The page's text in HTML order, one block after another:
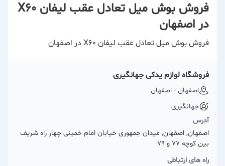
فروش بوش میل تعادل عقب لیفان X60
در اصفهان
فروش بوش میل تعادل عقب لیفان X60 در اصفهان
فروشگاه لوازم یدکی جهانگیری
اصفهان - اصفهان
جهانگیری
آدرس
اصفهان, اصفهان, میدان جمهوری خیابان امام خمینی چهار راه شریف
بین کوچه 77 و 79
راه های ارتباطی